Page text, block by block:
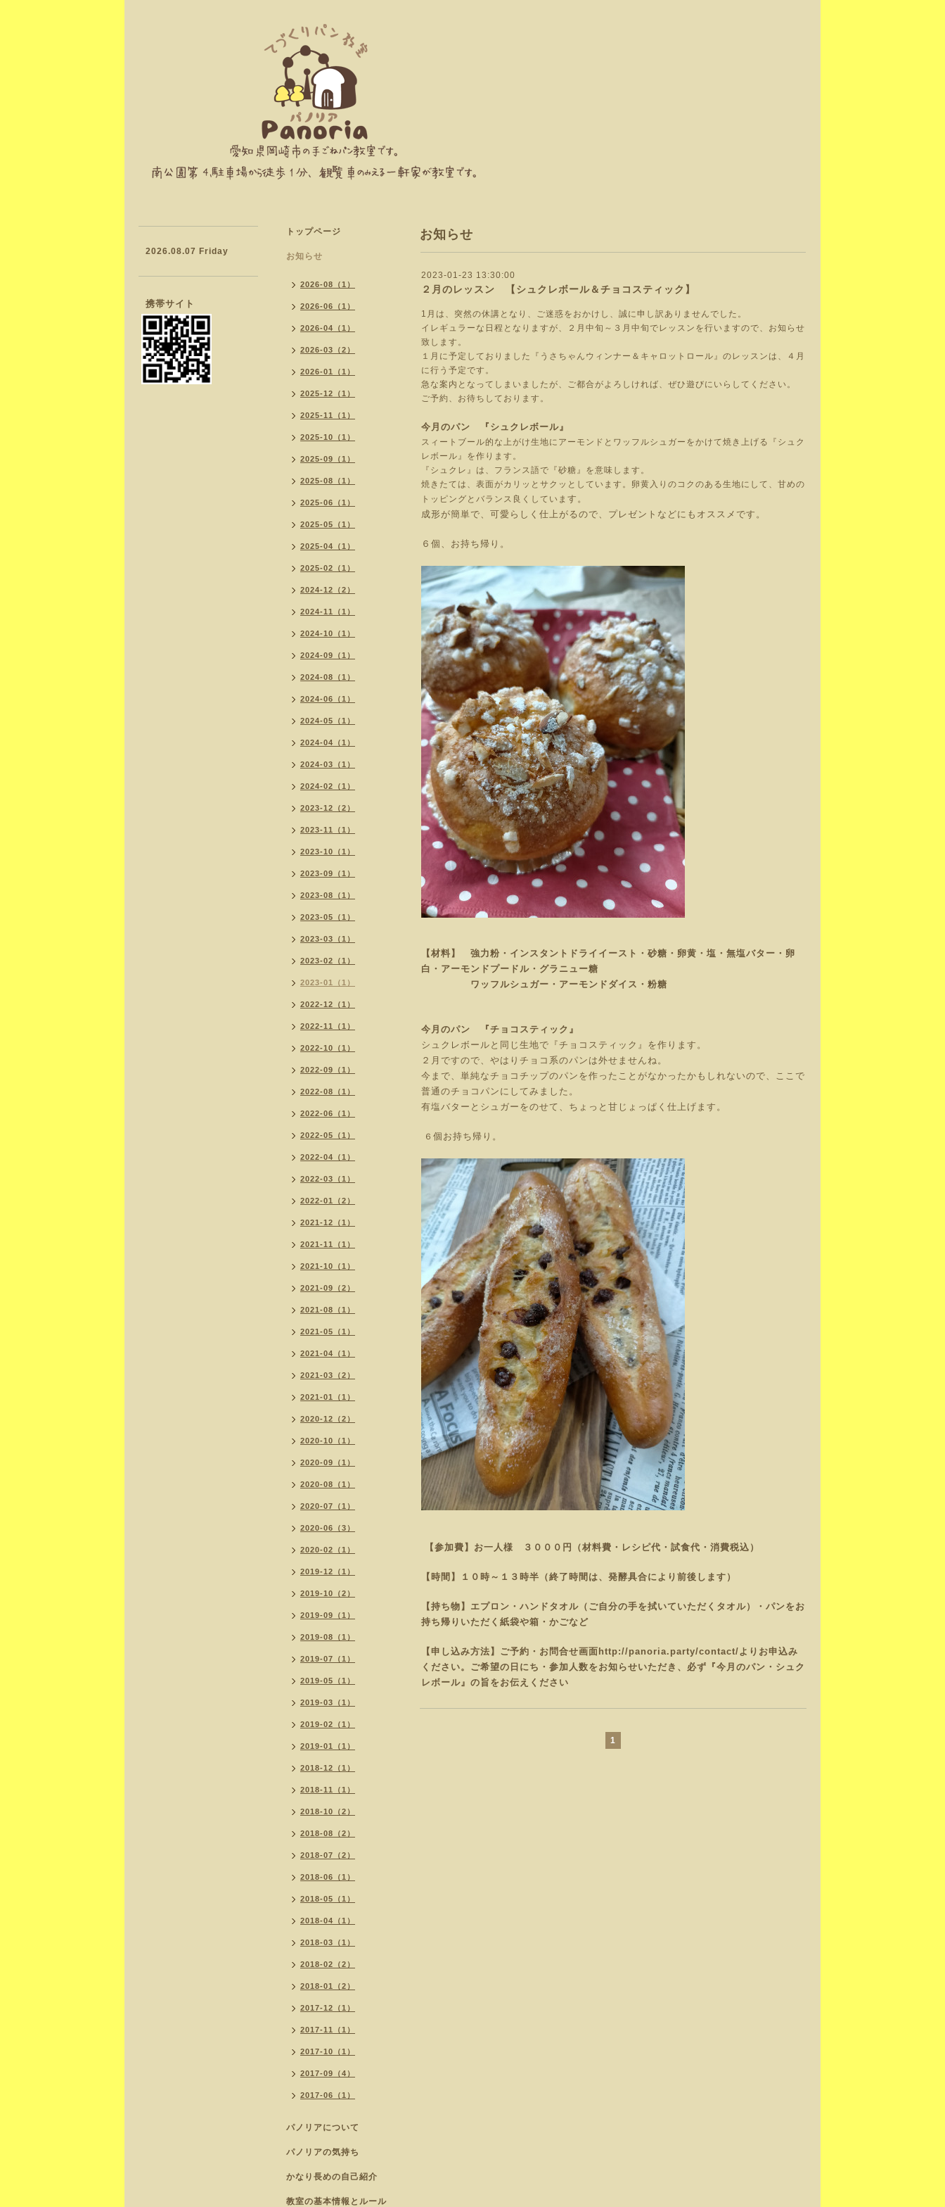
お知らせ
2023-01-23 13:30:00
２月のレッスン 【シュクレボール＆チョコスティック】
1月は、突然の休講となり、ご迷惑をおかけし、誠に申し訳ありませんでした。
イレギュラーな日程となりますが、２月中旬～３月中旬でレッスンを行いますので、お知らせ
致します。
１月に予定しておりました『うさちゃんウィンナー＆キャロットロール』のレッスンは、４月
に行う予定です。
急な案内となってしまいましたが、ご都合がよろしければ、ぜひ遊びにいらしてください。
ご予約、お待ちしております。
今月のパン 『シュクレボール』
スィートブール的な上がけ生地にアーモンドとワッフルシュガーをかけて焼き上げる『シュク
レボール』を作ります。
『シュクレ』は、フランス語で『砂糖』を意味します。
焼きたては、表面がカリッとサクッとしています。卵黄入りのコクのある生地にして、甘めの
トッピングとバランス良くしていま す。
成形が簡単で、可愛らしく仕上がるので、プレゼントなどにもオススメです。
６個、お持ち帰り。
【材料】 強力粉・インスタントドライイースト・砂糖・卵黄 ・塩・無塩バター・卵
白・アーモンドプードル・グラニュー糖
ワッフルシュガー・アーモンドダイス・粉糖
今月のパン 『チョコスティック』
シュクレボールと同じ生地で『チョコスティック』を作ります。
２月ですので、やはりチョコ系のパンは外せませんね。
今まで、単純なチョコチップのパンを作ったことがなかったかもしれないので、ここで
普通のチョコパンにしてみました。
有塩バターとシュガーをのせて、ちょっと甘じょっぱく仕上げます。
６ 個お持ち帰り。
【参加費】お一人様 ３０００円（材料費・レシピ代・試食代・消費税込）
【時間】１０時～１３時半（終了時間は、発酵具合により前後します）
【持ち物】エプロン・ハンドタオル（ご自分の手を拭いていただくタオル）・パンをお
持ち帰りいただく紙袋や箱・かごなど
【申し込み方法】ご予約・お問合せ画面 http://panoria.party/contact/よりお申込み
ください。 ご希望の日にち・参加人数をお知らせいただき、必ず『今月のパン・シュク
レボール』の旨をお伝えください
1
トップページ
お知らせ
2026-08（1）
2026-06（1）
2026-04（1）
2026-03（2）
2026-01（1）
2025-12（1）
2025-11（1）
2025-10（1）
2025-09（1）
2025-08（1）
2025-06（1）
2025-05（1）
2025-04（1）
2025-02（1）
2024-12（2）
2024-11（1）
2024-10（1）
2024-09（1）
2024-08（1）
2024-06（1）
2024-05（1）
2024-04（1）
2024-03（1）
2024-02（1）
2023-12（2）
2023-11（1）
2023-10（1）
2023-09（1）
2023-08（1）
2023-05（1）
2023-03（1）
2023-02（1）
2023-01（1）
2022-12（1）
2022-11（1）
2022-10（1）
2022-09（1）
2022-08（1）
2022-06（1）
2022-05（1）
2022-04（1）
2022-03（1）
2022-01（2）
2021-12（1）
2021-11（1）
2021-10（1）
2021-09（2）
2021-08（1）
2021-05（1）
2021-04（1）
2021-03（2）
2021-01（1）
2020-12（2）
2020-10（1）
2020-09（1）
2020-08（1）
2020-07（1）
2020-06（3）
2020-02（1）
2019-12（1）
2019-10（2）
2019-09（1）
2019-08（1）
2019-07（1）
2019-05（1）
2019-03（1）
2019-02（1）
2019-01（1）
2018-12（1）
2018-11（1）
2018-10（2）
2018-08（2）
2018-07（2）
2018-06（1）
2018-05（1）
2018-04（1）
2018-03（1）
2018-02（2）
2018-01（2）
2017-12（1）
2017-11（1）
2017-10（1）
2017-09（4）
2017-06（1）
パノリアについて
パノリアの気持ち
かなり長めの自己紹介
教室の基本情報とルール
2026.08.07 Friday
携帯サイト